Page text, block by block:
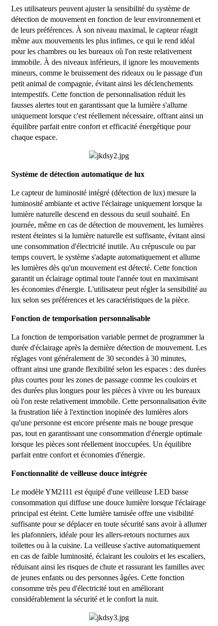
Les utilisateurs peuvent ajuster la sensibilité du système de
détection de mouvement en fonction de leur environnement et
de leurs préférences. À son niveau maximal, le capteur réagit
même aux mouvements les plus infimes, ce qui le rend idéal
pour les chambres ou les bureaux où l'on reste relativement
immobile. À des niveaux inférieurs, il ignore les mouvements
mineurs, comme le bruissement des rideaux ou le passage d'un
petit animal de compagnie, évitant ainsi les déclenchements
intempestifs. Cette fonction de personnalisation réduit les
fausses alertes tout en garantissant que la lumière s'allume
uniquement lorsque c'est réellement nécessaire, offrant ainsi un
équilibre parfait entre confort et efficacité énergétique pour
chaque espace.
Système de détection automatique de lux
Le capteur de luminosité intégré (détection de lux) mesure la
luminosité ambiante et active l'éclairage uniquement lorsque la
lumière naturelle descend en dessous du seuil souhaité. En
journée, même en cas de détection de mouvement, les lumières
restent éteintes si la lumière naturelle est suffisante, évitant ainsi
une consommation d'électricité inutile. Au crépuscule ou par
temps couvert, le système s'adapte automatiquement et allume
les lumières dès qu'un mouvement est détecté. Cette fonction
garantit un éclairage optimal toute l'année tout en maximisant
les économies d'énergie. L'utilisateur peut régler la sensibilité au
lux selon ses préférences et les caractéristiques de la pièce.
Fonction de temporisation personnalisable
La fonction de temporisation variable permet de programmer la
durée d'éclairage après la dernière détection de mouvement. Les
réglages vont généralement de 30 secondes à 30 minutes,
offrant ainsi une grande flexibilité selon les espaces : des durées
plus courtes pour les zones de passage comme les couloirs et
des durées plus longues pour les pièces à vivre ou les bureaux
où l'on reste relativement immobile. Cette personnalisation évite
la frustration liée à l'extinction inopinée des lumières alors
qu'une personne est encore présente mais ne bouge presque
pas, tout en garantissant une consommation d'énergie optimale
lorsque les pièces sont réellement inoccupées. Un équilibre
parfait entre confort et économies d'énergie.
Fonctionnalité de veilleuse douce intégrée
Le modèle YM2111 est équipé d'une veilleuse LED basse
consommation qui diffuse une douce lumière lorsque l'éclairage
principal est éteint. Cette lumière tamisée offre une visibilité
suffisante pour se déplacer en toute sécurité sans avoir à allumer
les plafonniers, idéale pour les allers-retours nocturnes aux
toilettes ou à la cuisine. La veilleuse s'active automatiquement
en cas de faible luminosité, éclairant les couloirs et les escaliers,
réduisant ainsi les risques de chute et rassurant les familles avec
de jeunes enfants ou des personnes âgées. Cette fonction
consomme très peu d'électricité tout en améliorant
considérablement la sécurité et le confort la nuit.